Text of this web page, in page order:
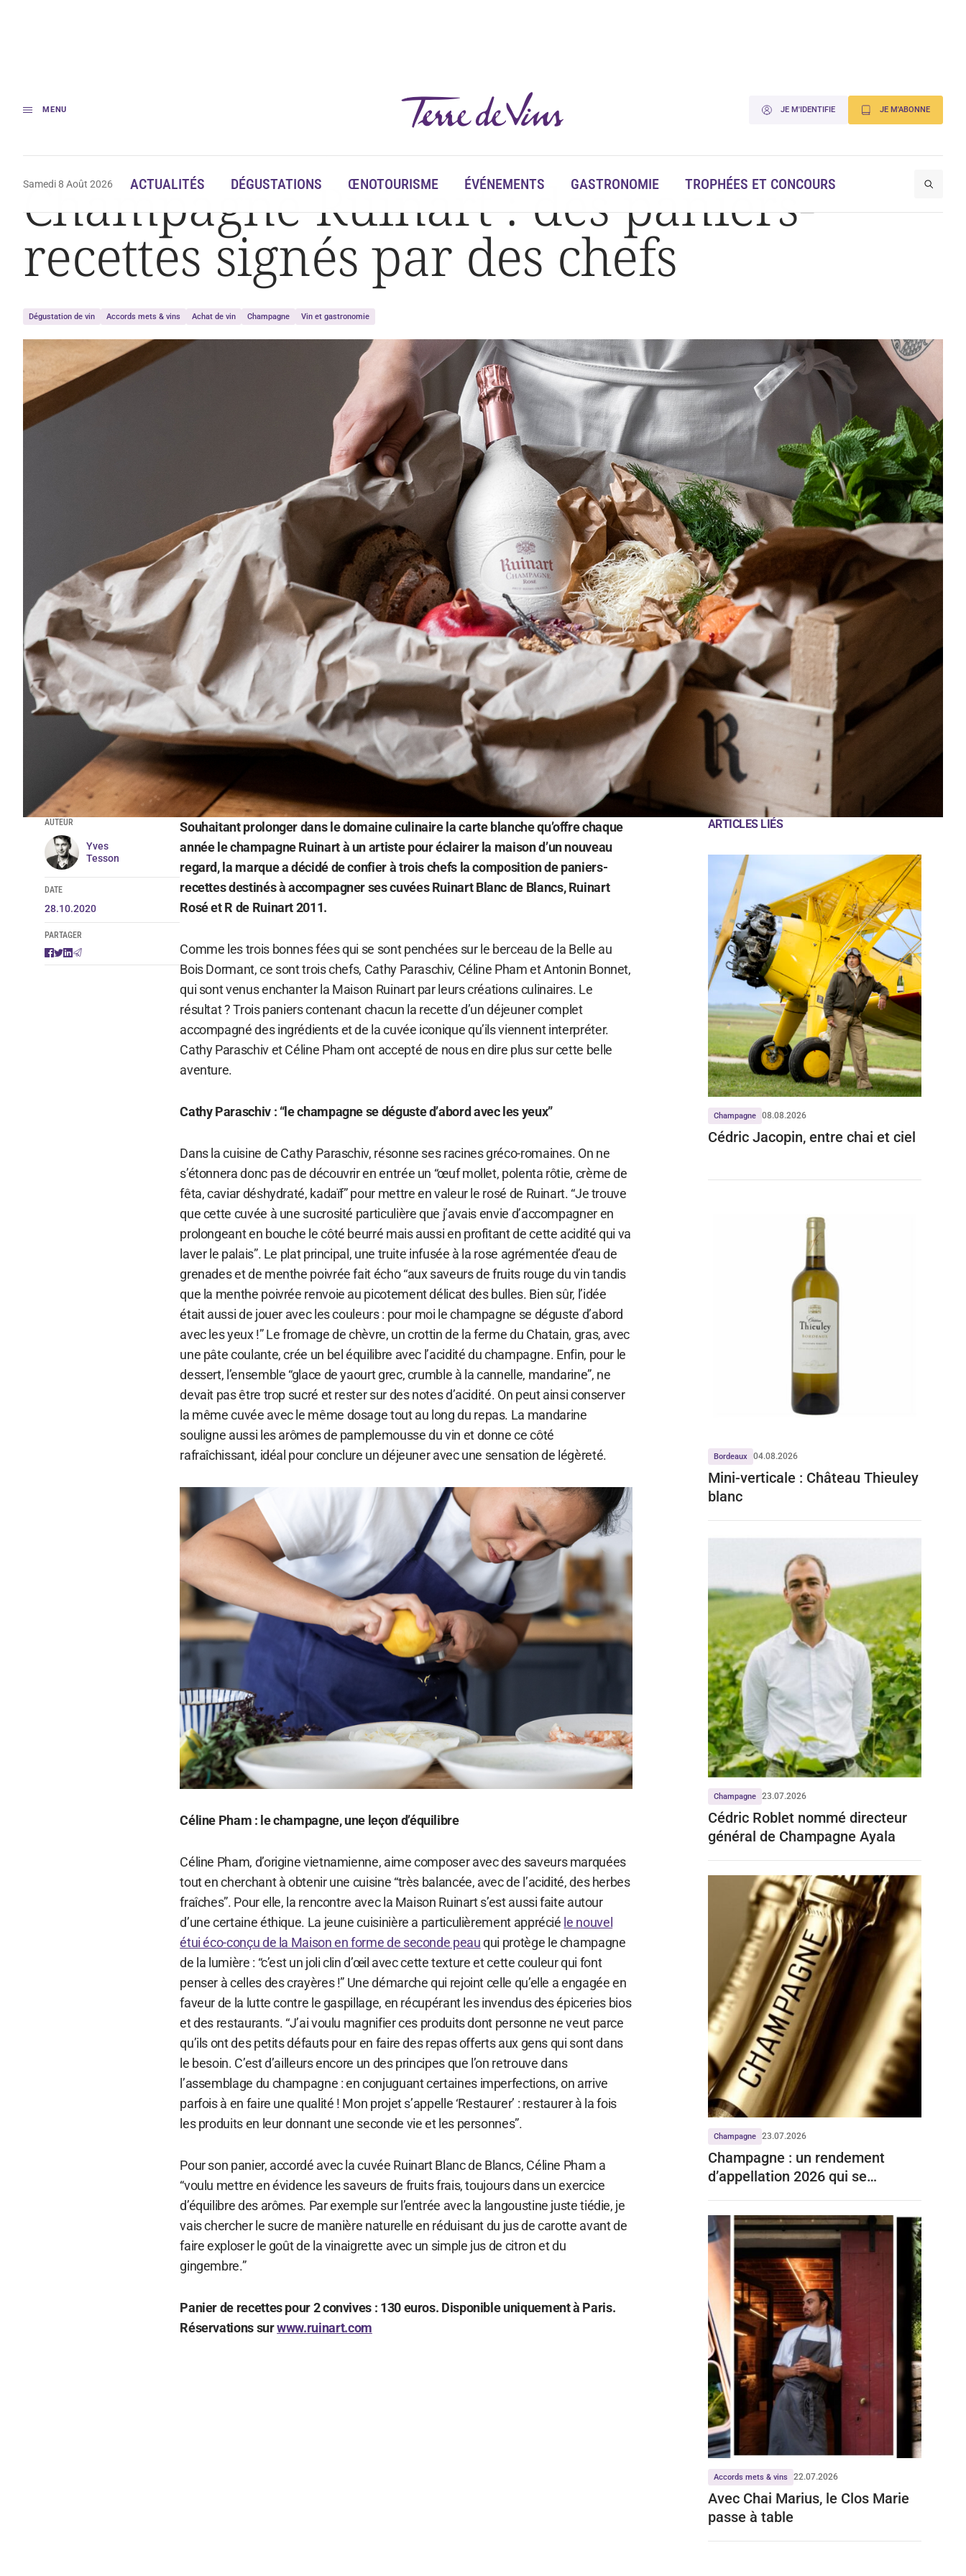
MENU JE M'IDENTIFIE JE M'ABONNE
Samedi 8 Août 2026 ACTUALITÉS DÉGUSTATIONS ŒNOTOURISME ÉVÉNEMENTS GASTRONOMIE TROPHÉES ET CONCOURS
Accueil Dégustation Champagne Ruinart : des paniers-recettes signés par des chefs
Champagne Ruinart : des paniers-
recettes signés par des chefs
Dégustation de vin Accords mets & vins Achat de vin Champagne Vin et gastronomie
AUTEUR
Yves
Tesson
DATE
28.10.2020
PARTAGER
Souhaitant prolonger dans le domaine culinaire la carte blanche qu’offre chaque
année le champagne Ruinart à un artiste pour éclairer la maison d’un nouveau
regard, la marque a décidé de confier à trois chefs la composition de paniers-
recettes destinés à accompagner ses cuvées Ruinart Blanc de Blancs, Ruinart
Rosé et R de Ruinart 2011.
Comme les trois bonnes fées qui se sont penchées sur le berceau de la Belle au
Bois Dormant, ce sont trois chefs, Cathy Paraschiv, Céline Pham et Antonin Bonnet,
qui sont venus enchanter la Maison Ruinart par leurs créations culinaires. Le
résultat ? Trois paniers contenant chacun la recette d’un déjeuner complet
accompagné des ingrédients et de la cuvée iconique qu’ils viennent interpréter.
Cathy Paraschiv et Céline Pham ont accepté de nous en dire plus sur cette belle
aventure.
Cathy Paraschiv : “le champagne se déguste d’abord avec les yeux”
Dans la cuisine de Cathy Paraschiv, résonne ses racines gréco-romaines. On ne
s’étonnera donc pas de découvrir en entrée un “œuf mollet, polenta rôtie, crème de
fêta, caviar déshydraté, kadaïf” pour mettre en valeur le rosé de Ruinart. “Je trouve
que cette cuvée à une sucrosité particulière que j’avais envie d’accompagner en
prolongeant en bouche le côté beurré mais aussi en profitant de cette acidité qui va
laver le palais”. Le plat principal, une truite infusée à la rose agrémentée d’eau de
grenades et de menthe poivrée fait écho “aux saveurs de fruits rouge du vin tandis
que la menthe poivrée renvoie au picotement délicat des bulles. Bien sûr, l’idée
était aussi de jouer avec les couleurs : pour moi le champagne se déguste d’abord
avec les yeux !” Le fromage de chèvre, un crottin de la ferme du Chatain, gras, avec
une pâte coulante, crée un bel équilibre avec l’acidité du champagne. Enfin, pour le
dessert, l’ensemble “glace de yaourt grec, crumble à la cannelle, mandarine”, ne
devait pas être trop sucré et rester sur des notes d’acidité. On peut ainsi conserver
la même cuvée avec le même dosage tout au long du repas. La mandarine
souligne aussi les arômes de pamplemousse du vin et donne ce côté
rafraîchissant, idéal pour conclure un déjeuner avec une sensation de légèreté.
Céline Pham : le champagne, une leçon d’équilibre
Céline Pham, d’origine vietnamienne, aime composer avec des saveurs marquées
tout en cherchant à obtenir une cuisine “très balancée, avec de l’acidité, des herbes
fraîches”. Pour elle, la rencontre avec la Maison Ruinart s’est aussi faite autour
d’une certaine éthique. La jeune cuisinière a particulièrement apprécié le nouvel
étui éco-conçu de la Maison en forme de seconde peauqui protège le champagne
de la lumière : “c’est un joli clin d’œil avec cette texture et cette couleur qui font
penser à celles des crayères !” Une démarche qui rejoint celle qu’elle a engagée en
faveur de la lutte contre le gaspillage, en récupérant les invendus des épiceries bios
et des restaurants. “J’ai voulu magnifier ces produits dont personne ne veut parce
qu’ils ont des petits défauts pour en faire des repas offerts aux gens qui sont dans
le besoin. C’est d’ailleurs encore un des principes que l’on retrouve dans
l’assemblage du champagne : en conjuguant certaines imperfections, on arrive
parfois à en faire une qualité ! Mon projet s’appelle ‘Restaurer’ : restaurer à la fois
les produits en leur donnant une seconde vie et les personnes”.
Pour son panier, accordé avec la cuvée Ruinart Blanc de Blancs, Céline Pham a
“voulu mettre en évidence les saveurs de fruits frais, toujours dans un exercice
d’équilibre des arômes. Par exemple sur l’entrée avec la langoustine juste tiédie, je
vais chercher le sucre de manière naturelle en réduisant du jus de carotte avant de
faire exploser le goût de la vinaigrette avec un simple jus de citron et du
gingembre.”
Panier de recettes pour 2 convives : 130 euros. Disponible uniquement à Paris.
Réservations surwww.ruinart.com
ARTICLES LIÉS
Champagne 08.08.2026
Cédric Jacopin, entre chai et ciel
Bordeaux 04.08.2026
Mini-verticale : Château Thieuley
blanc
Champagne 23.07.2026
Cédric Roblet nommé directeur
général de Champagne Ayala
Champagne 23.07.2026
Champagne : un rendement
d’appellation 2026 qui se
Accords mets & vins 22.07.2026
Avec Chai Marius, le Clos Marie
passe à table